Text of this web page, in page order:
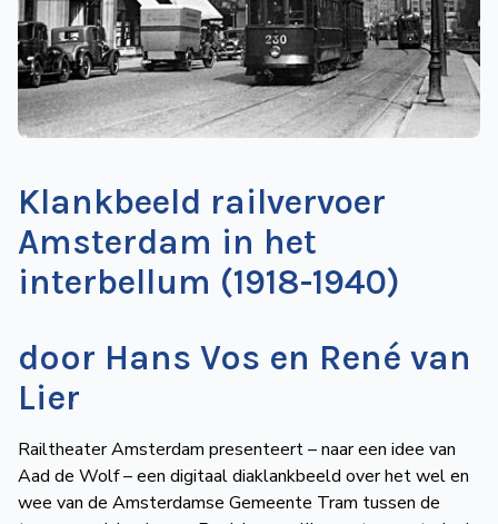
de
NVBS
Wegwijzer
Mijn
NVBS
Klankbeeld railvervoer
Amsterdam in het
interbellum (1918-1940)
door Hans Vos en René van
Lier
Railtheater Amsterdam presenteert – naar een idee van
Aad de Wolf – een digitaal diaklankbeeld over het wel en
wee van de Amsterdamse Gemeente Tram tussen de